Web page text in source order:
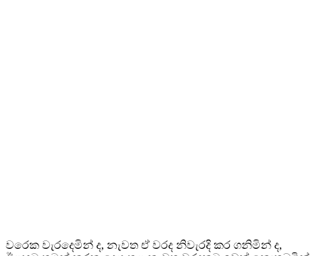
වරෙක වැරදෙමින් ද, නැවත ඒ වරද නිවැරදි කර ගනිමින් ද,